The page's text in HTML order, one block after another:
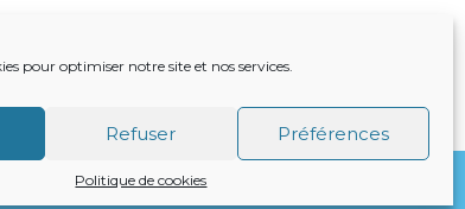
pour optimiser notre site et nos services.
Refuser Préférences
Politique de cookies
VIE DU CABINET CONTACT